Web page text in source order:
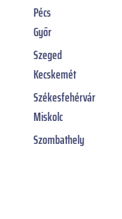
Pécs
Győr
Szeged
Kecskemét
Székesfehérvár
Miskolc
Szombathely